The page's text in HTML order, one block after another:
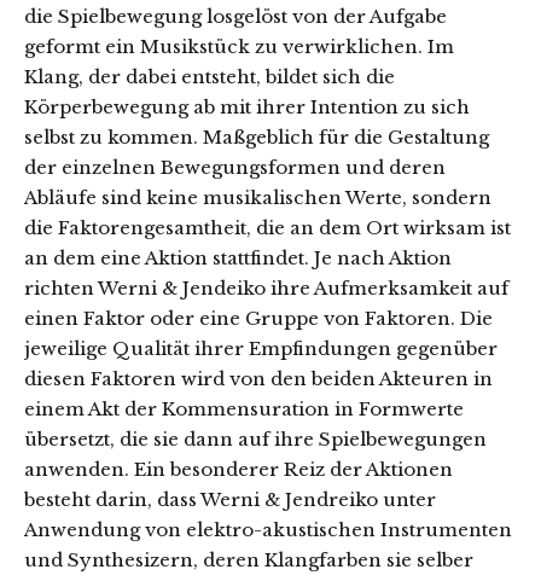
die Spielbewegung losgelöst von der Aufgabe
geformt ein Musikstück zu verwirklichen. Im
Klang, der dabei entsteht, bildet sich die
Körperbewegung ab mit ihrer Intention zu sich
selbst zu kommen. Maßgeblich für die Gestaltung
der einzelnen Bewegungsformen und deren
Abläufe sind keine musikalischen Werte, sondern
die Faktorengesamtheit, die an dem Ort wirksam ist
an dem eine Aktion stattfindet. Je nach Aktion
richten Werni & Jendeiko ihre Aufmerksamkeit auf
einen Faktor oder eine Gruppe von Faktoren. Die
jeweilige Qualität ihrer Empfindungen gegenüber
diesen Faktoren wird von den beiden Akteuren in
einem Akt der Kommensuration in Formwerte
übersetzt, die sie dann auf ihre Spielbewegungen
anwenden. Ein besonderer Reiz der Aktionen
besteht darin, dass Werni & Jendreiko unter
Anwendung von elektro-akustischen Instrumenten
und Synthesizern, deren Klangfarben sie selber